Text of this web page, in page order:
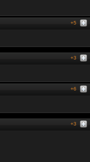
+5
+3
+6
+3